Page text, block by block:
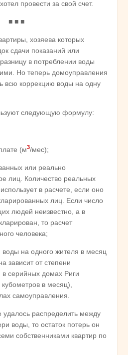
провести за свой счет.
■ ■ ■
хозяева которых
сдачи показаний или
в потреблении воды
Но теперь домоуправления
всю коррекцию воды на одну
следующую формулу:
(м3/мес);
или реально
лиц. Количество реальных
в расчете, если оно
лиц. Если число
людей неизвестно, а в
то расчет
человека;
на одного жителя в месяц
зависит от степени
в серийных домах Риги
в месяц),
самоуправления.
распределить между
воды, то остаток потерь он
собственниками квартир по